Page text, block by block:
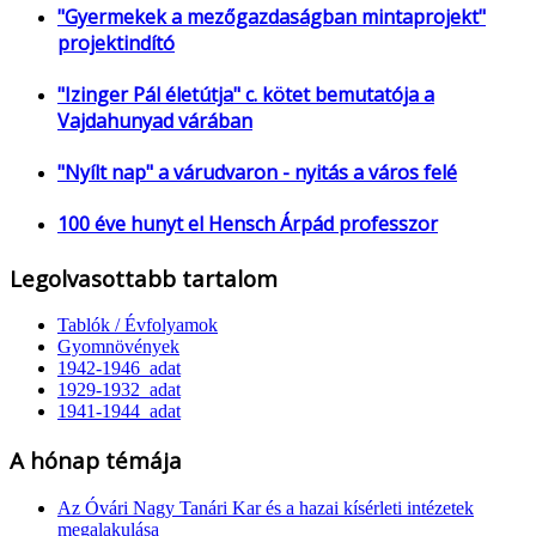
"Gyermekek a mezőgazdaságban mintaprojekt"
projektindító
"Izinger Pál életútja" c. kötet bemutatója a
Vajdahunyad várában
"Nyílt nap" a várudvaron - nyitás a város felé
100 éve hunyt el Hensch Árpád professzor
Legolvasottabb tartalom
Tablók / Évfolyamok
Gyomnövények
1942-1946_adat
1929-1932_adat
1941-1944_adat
A hónap témája
Az Óvári Nagy Tanári Kar és a hazai kísérleti intézetek
megalakulása